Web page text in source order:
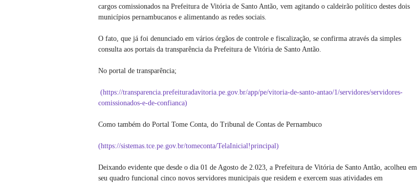
cargos comissionados na Prefeitura de Vitória de Santo Antão, vem agitando o caldeirão político destes dois
municípios pernambucanos e alimentando as redes sociais.
O fato, que já foi denunciado em vários órgãos de controle e fiscalização, se confirma através da simples
consulta aos portais da transparência da Prefeitura de Vitória de Santo Antão.
No portal de transparência;
(https://transparencia.prefeituradavitoria.pe.gov.br/app/pe/vitoria-de-santo-antao/1/servidores/servidores-
comissionados-e-de-confianca)
Como também do Portal Tome Conta, do Tribunal de Contas de Pernambuco
(https://sistemas.tce.pe.gov.br/tomeconta/TelaInicial!principal)
Deixando evidente que desde o dia 01 de Agosto de 2.023, a Prefeitura de Vitória de Santo Antão, acolheu em
seu quadro funcional cinco novos servidores municipais que residem e exercem suas atividades em